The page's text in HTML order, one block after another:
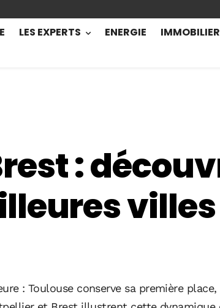
LES EXPERTS ENERGIE IMMOBILIER
:
villes
: Toulouse conserve sa première